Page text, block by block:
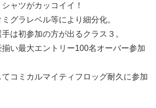
ャツがカッコイイ！
グラレベル等により細分化。
は初参加の方が出るクラス３。
い最大エントリー100名オーバー参加
コミカルマイティフロッグ耐久に参加